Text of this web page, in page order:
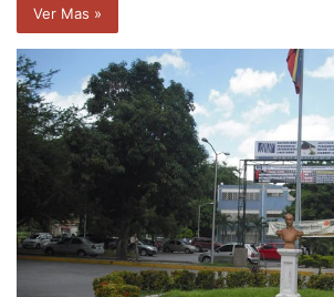
Ver Mas »